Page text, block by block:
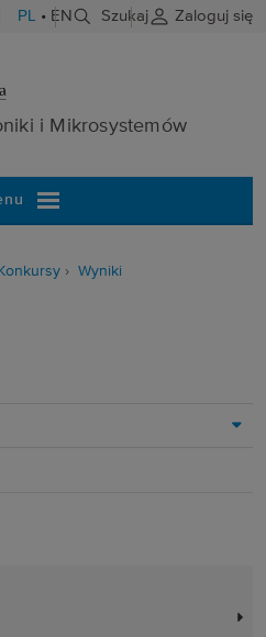
PL • EN Szukaj Zaloguj się
Wydział
i Mikrosystemów
Konkursy Wyniki